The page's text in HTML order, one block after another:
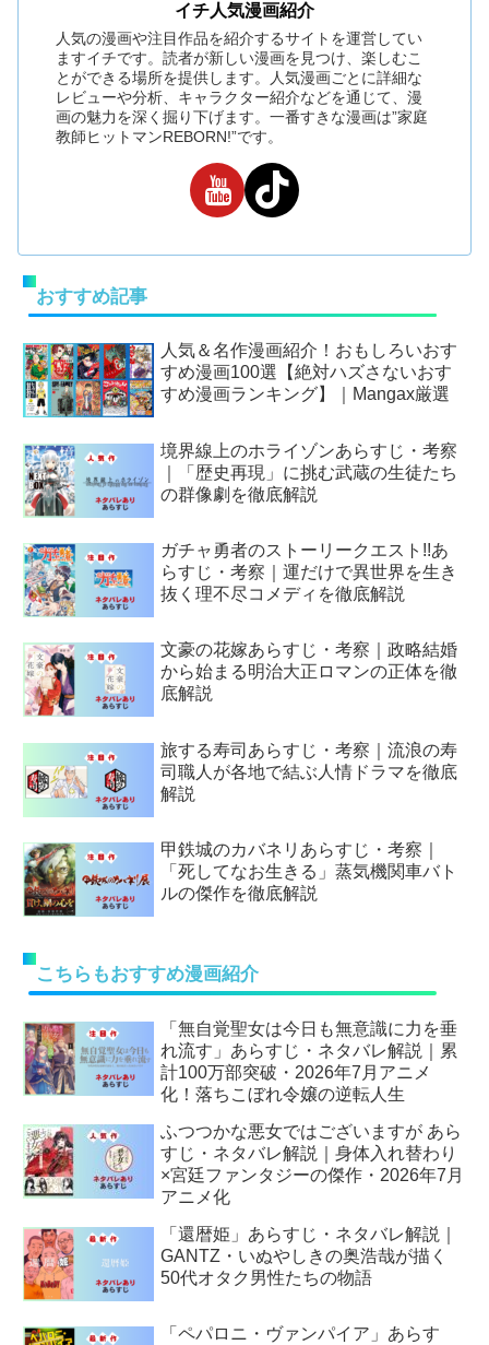
イチ人気漫画紹介
人気の漫画や注目作品を紹介するサイトを運営してい
ますイチです。読者が新しい漫画を見つけ、楽しむこ
とができる場所を提供します。人気漫画ごとに詳細な
レビューや分析、キャラクター紹介などを通じて、漫
画の魅力を深く掘り下げます。一番すきな漫画は”家庭
教師ヒットマンREBORN!”です。
おすすめ記事
人気＆名作漫画紹介！おもしろいおす
すめ漫画100選【絶対ハズさないおす
すめ漫画ランキング】｜Mangax厳選
境界線上のホライゾンあらすじ・考察
｜「歴史再現」に挑む武蔵の生徒たち
の群像劇を徹底解説
ガチャ勇者のストーリークエスト!!あ
らすじ・考察｜運だけで異世界を生き
抜く理不尽コメディを徹底解説
文豪の花嫁あらすじ・考察｜政略結婚
から始まる明治大正ロマンの正体を徹
底解説
旅する寿司あらすじ・考察｜流浪の寿
司職人が各地で結ぶ人情ドラマを徹底
解説
甲鉄城のカバネリあらすじ・考察｜
「死してなお生きる」蒸気機関車バト
ルの傑作を徹底解説
こちらもおすすめ漫画紹介
「無自覚聖女は今日も無意識に力を垂
れ流す」あらすじ・ネタバレ解説｜累
計100万部突破・2026年7月アニメ
化！落ちこぼれ令嬢の逆転人生
ふつつかな悪女ではございますが あら
すじ・ネタバレ解説｜身体入れ替わり
×宮廷ファンタジーの傑作・2026年7月
アニメ化
「還暦姫」あらすじ・ネタバレ解説｜
GANTZ・いぬやしきの奥浩哉が描く
50代オタク男性たちの物語
「ペパロニ・ヴァンパイア」あらす